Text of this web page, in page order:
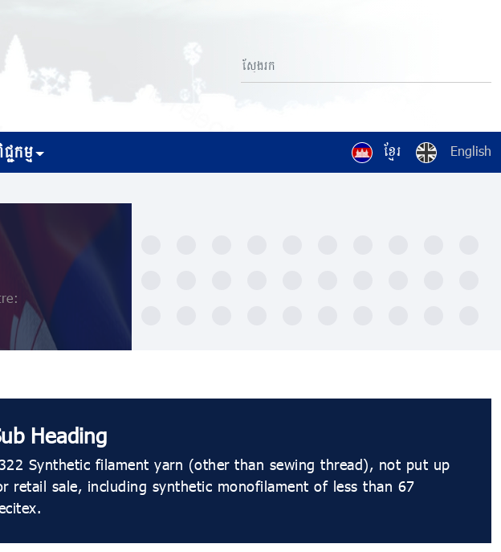
ខ្មែរ English
កម្ម
Heading
Synthetic filament yarn (other than sewing thread), not put up
retail sale, including synthetic monofilament of less than 67